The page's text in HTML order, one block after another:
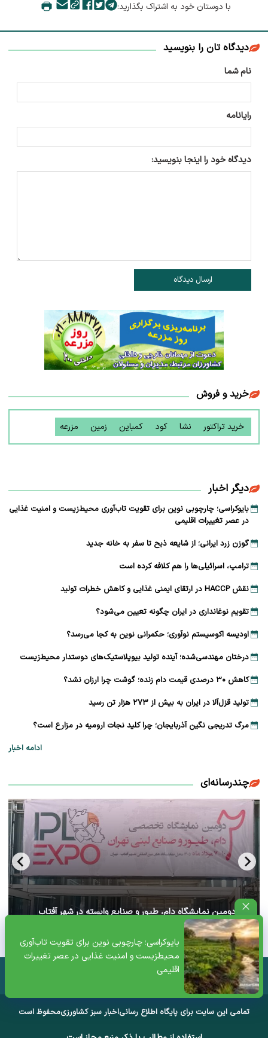
بایوکراسی؛ چارچوبی نوین برای تقویت تاب‌آوری
محیط‌زیست و امنیت غذایی در عصر تغییرات
اقلیمی
با دوستان خود به اشتراک بگذارید:
دیدگاه تان را بنویسید
نام شما
رایانامه
دیدگاه خود را اینجا بنویسید:
ارسال دیدگاه
خرید و فروش
خرید تراکتور نشا کود کمباین زمین مزرعه
دیگر اخبار
بایوکراسی؛ چارچوبی نوین برای تقویت تاب‌آوری محیط‌زیست و امنیت غذایی
در عصر تغییرات اقلیمی
گوزن زرد ایرانی؛ از شایعه ذبح تا سفر به خانه جدید
ترامپ، اسرائیلی‌ها را هم کلافه کرده است
نقش HACCP در ارتقای ایمنی غذایی و کاهش خطرات تولید
تقویم نوغانداری در ایران چگونه تعیین می‌شود؟
اودیسه اکوسیستم نوآوری؛ حکمرانی نوین به کجا می‌رسد؟
درختان مهندسی‌شده؛ آینده تولید بیوپلاستیک‌های دوستدار محیط‌زیست
کاهش ۳۰ درصدی قیمت دام زنده؛ گوشت چرا ارزان نشد؟
تولید قزل‌آلا در ایران به بیش از ۲۷۳ هزار تن رسید
مرگ تدریجی نگین آذربایجان؛ چرا کلید نجات ارومیه در مزارع است؟
ادامه اخبار
چندرسانه‌ای
آغاز دومین نمایشگاه دام، طیور و صنایع وابسته در شهر آفتاب
تهران+ ویدئو
تمامی این سایت برای پایگاه اطلاع رسانیاخبار سبز کشاورزیمحفوظ است